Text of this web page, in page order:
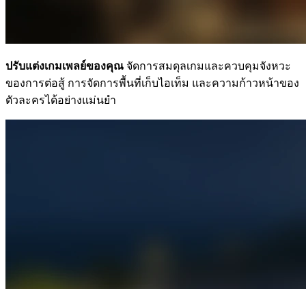
ปรับแต่งเกมเพลย์ของคุณ จัดการสมดุลเกมและควบคุมจังหวะ
ของการต่อสู้ การจัดการพื้นที่เก็บไอเท็ม และความก้าวหน้าของ
ตัวละครได้อย่างแม่นยำ